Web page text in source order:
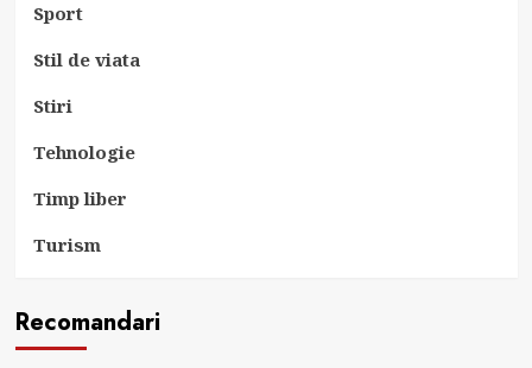
Sport
Stil de viata
Stiri
Tehnologie
Timp liber
Turism
Recomandari